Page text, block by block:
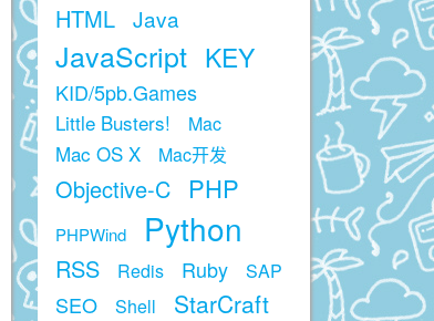
HTML Java
JavaScript KEY
KID/5pb.Games
Little Busters! Mac
Mac OS X Mac开发
Objective-C PHP
PHPWind Python
RSS Redis Ruby SAP
SEO Shell
StarCraft